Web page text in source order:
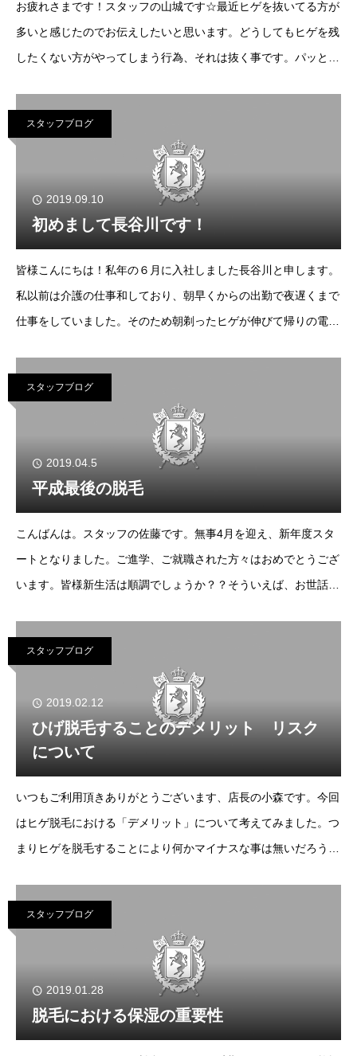
お疲れさまです！スタッフの山城です☆最近ヒゲを抜いてる方が
多いと感じたのでお伝えしたいと思います。どうしてもヒゲを残
したくない方がやってしまう行為、それは抜く事です。パッと
うしていけないのか？いやｗいけなくはないが肌
スタッフブログ
2019.09.10
初めまして長谷川です！
皆様こんにちは！私年の６月に入社しました長谷川と申します。
私以前は介護の仕事和しており、朝早くからの出勤で夜遅くまで
仕事をしていました。そのため朝剃ったヒゲが伸びて帰りの電車
りに悩まなくなり、人目も気にしなくて済む様に
スタッフブログ
2019.04.5
平成最後の脱毛
こんばんは。スタッフの佐藤です。無事4月を迎え、新年度スタ
ートとなりました。ご進学、ご就職された方々はおめでとうござ
います。皆様新生活は順調でしょうか？？そういえば、お世話に
感慨深いものがあります。
スタッフブログ
2019.02.12
ひげ脱毛することのデメリット リスク
について
いつもご利用頂きありがとうございます、店長の小森です。今回
はヒゲ脱毛における「デメリット」について考えてみました。つ
まりヒゲを脱毛することにより何かマイナスな事は無いだろう
なったり、清潔感がUPしたりと
スタッフブログ
2019.01.28
脱毛における保湿の重要性